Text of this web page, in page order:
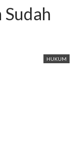
Sudah
HUKUM